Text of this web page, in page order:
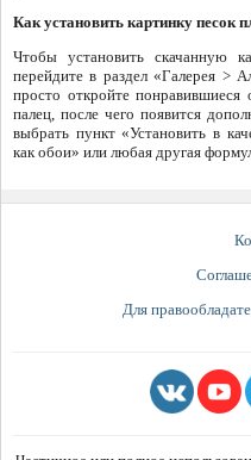
Как установить картинку песок
Чтобы установить скачанную
перейдите в раздел «Галерея >
просто откройте
палец, после чего появится
выбрать пункт «Установить в
как обои» или любая другая
Для